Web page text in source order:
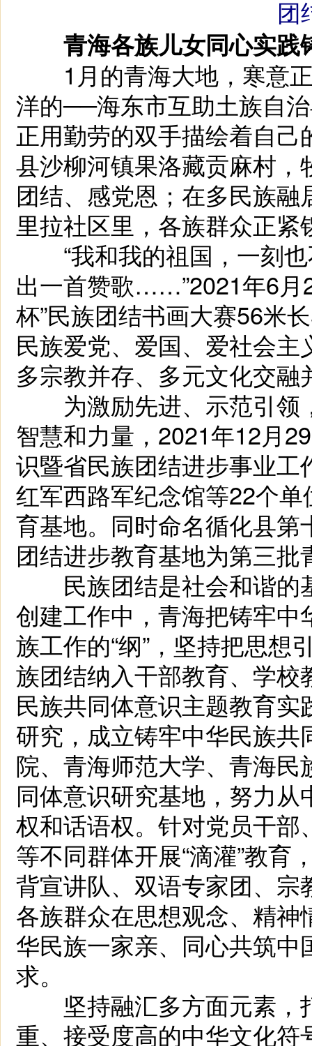
团
青海各族儿女同心实
1月的青海大地，寒意正
洋的──海东市互助土族自
正用勤劳的双手描绘着自
县沙柳河镇果洛藏贡麻村
团结、感党恩；在多民族
里拉社区里，各族群众正
“我和我的祖国，一刻也
出一首赞歌……”2021年6月
杯”民族团结书画大赛56米
民族爱党、爱国、爱社会
多宗教并存、多元文化交融
为激励先进、示范引领
智慧和力量，2021年12月
识暨省民族团结进步事业
红军西路军纪念馆等22个
育基地。同时命名循化县
团结进步教育基地为第三
民族团结是社会和谐的
创建工作中，青海把铸牢
族工作的“纲”，坚持把思想
族团结纳入干部教育、学
民族共同体意识主题教育
研究，成立铸牢中华民族
院、青海师范大学、青海
同体意识研究基地，努力
权和话语权。针对党员干
等不同群体开展“滴灌”教育
背宣讲队、双语专家团、
各族群众在思想观念、精
华民族一家亲、同心共筑
求。
坚持融汇多方面元素，
重、接受度高的中华文化